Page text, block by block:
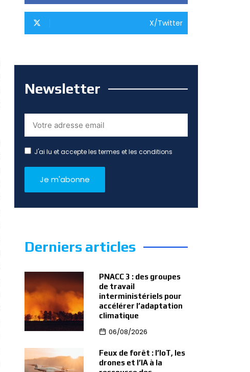
X/Twitter
Newsletter
J'ai lu et accepte les termes et les conditions
Derniers articles
PNACC 3 : des groupes
de travail
interministériels pour
accélérer l’adaptation
climatique
06/08/2026
Feux de forêt : l’IoT, les
drones et l’IA à la